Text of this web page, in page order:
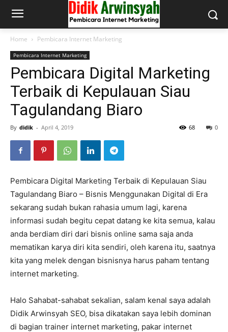
Home Pembicara Internet Marketing
Pembicara Internet Marketing
Pembicara Digital Marketing
Terbaik di Kepulauan Siau
Tagulandang Biaro
By didik - April 4, 2019 0
68
Pembicara Digital Marketing Terbaik di Kepulauan Siau
Tagulandang Biaro – Bisnis Menggunakan Digital di Era
sekarang sudah bukan rahasia umum lagi, karena
informasi sudah begitu cepat datang ke kita semua, kalau
anda berdiam diri dari bisnis online sama saja anda
mematikan karya diri kita sendiri, oleh karena itu, saatnya
kita yang melek dengan bisnisnya harus paham tentang
internet marketing.
Halo Sahabat-sahabat sekalian, salam kenal saya adalah
Didik Arwinsyah SEO, bisa dikatakan saya lebih dominan
di bagian trainer internet marketing, pakar internet